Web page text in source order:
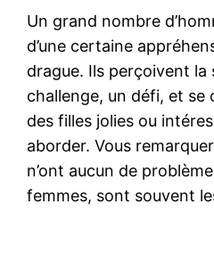
Un grand nombre
d’une certaine
drague. Ils perçoivent
challenge, un défi, et
des filles jolies ou
aborder. Vous
n’ont aucun de
femmes, sont souvent